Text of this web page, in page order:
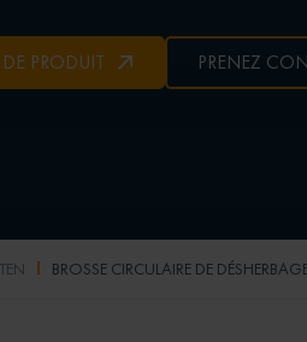
PRODUIT PRENEZ
BROSSE CIRCULAIRE DE